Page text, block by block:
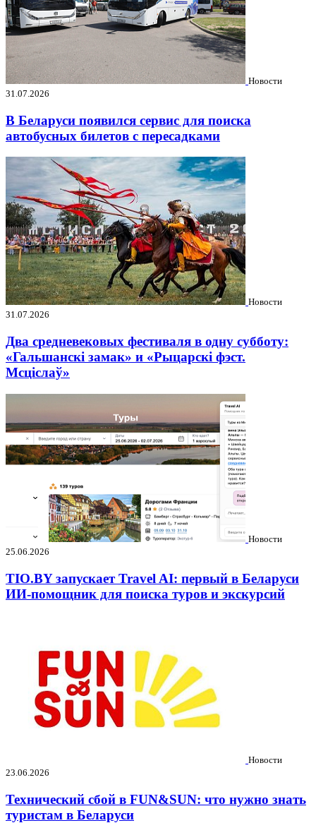
Новости
31.07.2026
В Беларуси появился сервис для поиска
автобусных билетов с пересадками
Новости
31.07.2026
Два средневековых фестиваля в одну субботу:
«Гальшанскі замак» и «Рыцарскі фэст.
Мсціслаў»
Новости
25.06.2026
TIO.BY запускает Travel AI: первый в Беларуси
ИИ-помощник для поиска туров и экскурсий
Новости
23.06.2026
Технический сбой в FUN&SUN: что нужно знать
туристам в Беларуси